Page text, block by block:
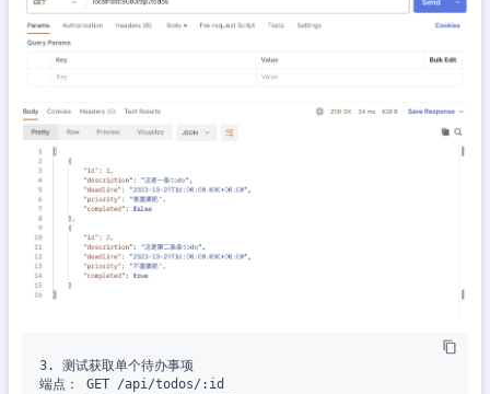
3. 测试获取单个待办事项
端点： GET /api/todos/:id